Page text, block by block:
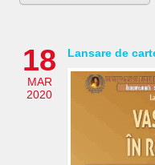
18
MAR
2020
Lansare de